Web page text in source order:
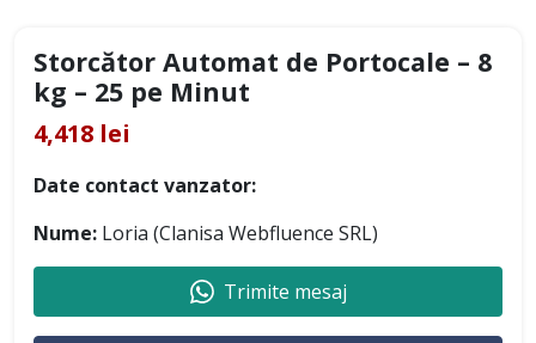
Storcător Automat de Portocale – 8
kg – 25 pe Minut
4,418 lei
Date contact vanzator:
Nume: Loria (Clanisa Webfluence SRL)
Trimite mesaj